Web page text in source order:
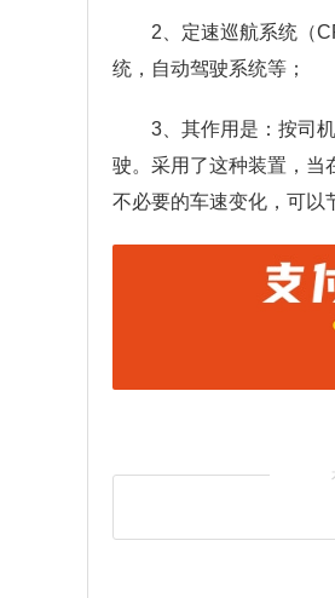
2、定速巡航系统（
统，自动驾驶系统等；
3、其作用是：按司
驶。采用了这种装置，当
不必要的车速变化，可以